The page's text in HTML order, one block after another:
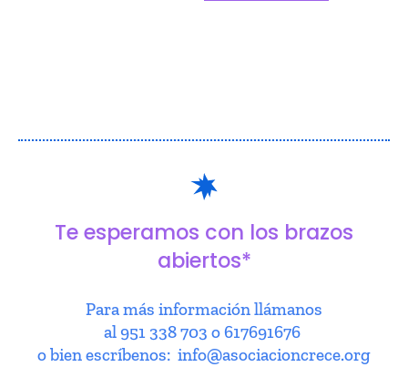
Te esperamos con los brazos
abiertos*
Para más información llámanos
al 951 338 703 o 617691676
o bien escríbenos: info@asociacioncrece.org